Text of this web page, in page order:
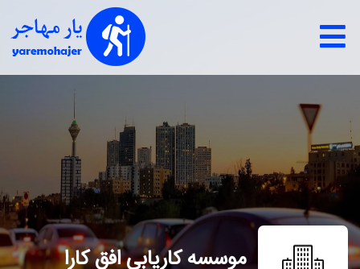
موسسه کاریابی اﻓﻖ ﮐﺎرا